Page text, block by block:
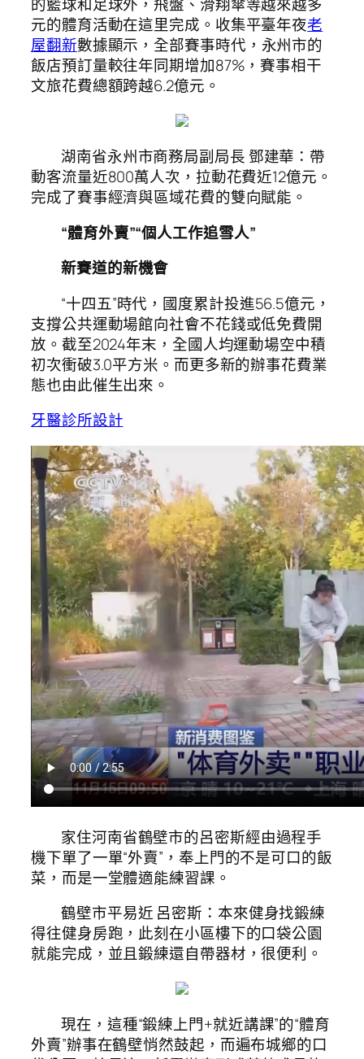
的籃球和足球外，飛盤、滑翔傘等越來越多
元的體育活動在這里完成。收集平臺年夜老
屋翻新數據顯示，全部賽事時代，永州市的
飯店預訂量較往年同期增加87%，賽事相干
文旅花費總額跨越6.2億元。
湖南省永州市商務局副局長 鄧建華：帶
動客流量近800萬人次，拉動花費近12億元。
完成了賽事經濟與區域花費的雙向賦能。
“體育外賣”“個人工作追雪人”
新賽道的新機會
“十四五”時代，國度累計投進56.5億元，
支撐公共運動場館向社會不花錢或低免費開
放。截至2024年末，全國人均運動場空中積
初次衝破3.0平方米。而更多新的辦事花費業
態也由此催生出來。
牙醫診所設計
家住河南省鶴壁市的呂密斯經由過程手
機下單了一單“外賣”，奉上門的不是可口的飯
菜，而是一堂體適能練習課。
鶴壁市平易近 呂密斯：本來健身找鍛練
得往健身房跑，此刻在小區樓下的口袋公園
就能完成，並且鍛練還自帶器材，很便利。
現在，這種“鍛練上門+就近講課”的“體育
外賣”辦事在鶴壁悄然鼓起，而遍布城鄉的口